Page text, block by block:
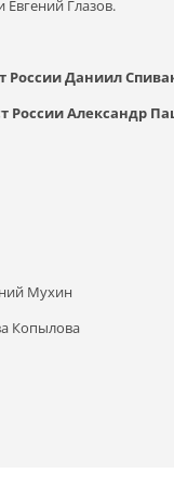
Евгений Глазов.
РоссииДаниил
РоссииАлександр
Мухин
Копылова